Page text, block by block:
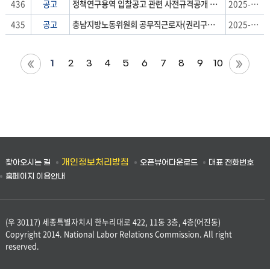
날
짜
436
공고 정책연구용역 입찰공고 관련 사전규격공개 안내
2025-11-26
435
공고 충남지방노동위원회 공무직근로자(권리구제지원관) 채용시험 서류전형 합격자 발표 및 면접전형 공고 2025-11-20
1 2 3 4 5 6 7 8 9 10
찾아오시는 길 개인정보처리방침 오픈뷰어다운로드
대표 전화번호
홈페이지 이용안내
(우 30117) 세종특별자치시 한누리대로 422, 11동 3층, 4층(어진동)
Copyright 2014. National Labor Relations Commission. All right
reserved.